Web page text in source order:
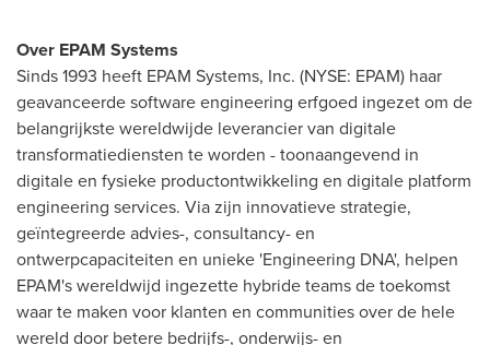
Over EPAM Systems
Sinds 1993 heeft EPAM Systems, Inc. (NYSE: EPAM) haar
geavanceerde software engineering erfgoed ingezet om de
belangrijkste wereldwijde leverancier van digitale
transformatiediensten te worden - toonaangevend in
digitale en fysieke productontwikkeling en digitale platform
engineering services. Via zijn innovatieve strategie,
geïntegreerde advies-, consultancy- en
ontwerpcapaciteiten en unieke 'Engineering DNA', helpen
EPAM's wereldwijd ingezette hybride teams de toekomst
waar te maken voor klanten en communities over de hele
wereld door betere bedrijfs-, onderwijs- en